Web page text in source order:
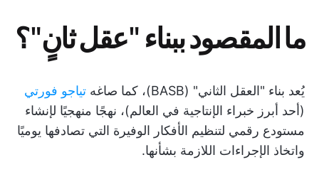
ما المقصود ببناء "عقل ثانٍ"؟
يُعد بناء "العقل الثاني" (BASB)، كما صاغه
تياجو فورتي
(أحد أبرز خبراء الإنتاجية في العالم)، نهجًا منهجيًا لإنشاء
مستودع رقمي لتنظيم الأفكار الوفيرة التي تصادفها يوميًا
واتخاذ الإجراءات اللازمة بشأنها.